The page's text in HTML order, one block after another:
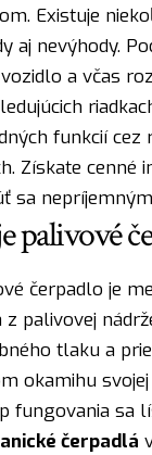
Existuje
aj nevýhody.
a včas
funkcií cez
Získate cenné
sa
palivové
čerpadlo je
z palivovej
tlaku a
okamihu
fungovania sa
čerpadlá